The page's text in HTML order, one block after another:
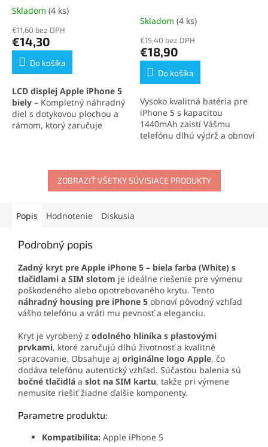
Priemerné
produktu
je
5,0
hviezdičiek.
Skladom (4 ks)
€11,60 bez DPH
€14,30
Do košíka
LCD displej Apple iPhone 5
biely – Kompletný náhradný
diel s dotykovou plochou a
rámom, ktorý zaručuje
rýchlu a jednoduchú
výmenu displeja iPhone 5.
Skladom (4 ks)
€15,40 bez DPH
€18,90
Do košíka
Vysoko kvalitná batéria pre
iPhone 5 s kapacitou
1440mAh zaistí Vášmu
telefónu dlhú výdrž a obnoví
iPhone 5 a zaistenie
maximálnej kapacity.
ZOBRAZIŤ VŠETKY SÚVISIACE PRODUKTY
Popis Hodnotenie Diskusia
Podrobný popis
Zadný kryt pre Apple iPhone 5 – biela farba (White) s
tlačidlami a SIM slotom je ideálne riešenie pre výmenu
poškodeného alebo opotrebovaného krytu. Tento
náhradný housing pre iPhone 5 obnoví pôvodný vzhľad
vášho telefónu a vráti mu pevnosť a eleganciu.
Kryt je vyrobený z odolného hliníka s plastovými
prvkami, ktoré zaručujú dlhú životnosť a kvalitné
spracovanie. Obsahuje aj originálne logo Apple, čo
dodáva telefónu autentický vzhľad. Súčasťou balenia sú
bočné tlačidlá a slot na SIM kartu, takže pri výmene
nemusíte riešiť žiadne ďalšie komponenty.
Parametre produktu:
Kompatibilita: Apple iPhone 5